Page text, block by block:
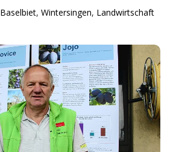
Baselbiet,Wintersingen, Landwirtschaft